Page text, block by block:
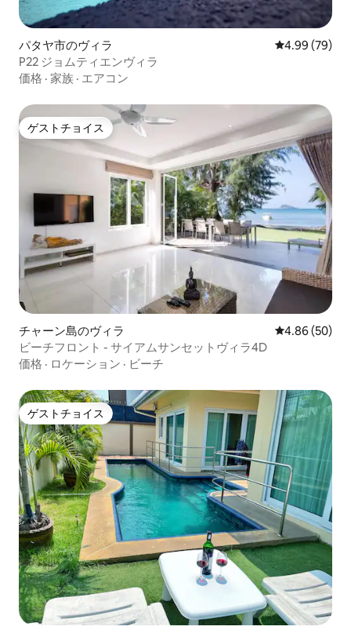
パタヤ市のヴィラ レビュー79
4.99 (79)
P22 ジョムティエンヴィラ
価格 · 家族 · エアコン
ゲストチョイス
ゲストチョイス
チャーン島のヴィラ レビュー50
4.86 (50)
ビーチフロント - サイアムサンセットヴィラ4D
価格 · ロケーション · ビーチ
ゲストチョイス
ゲストチョイス